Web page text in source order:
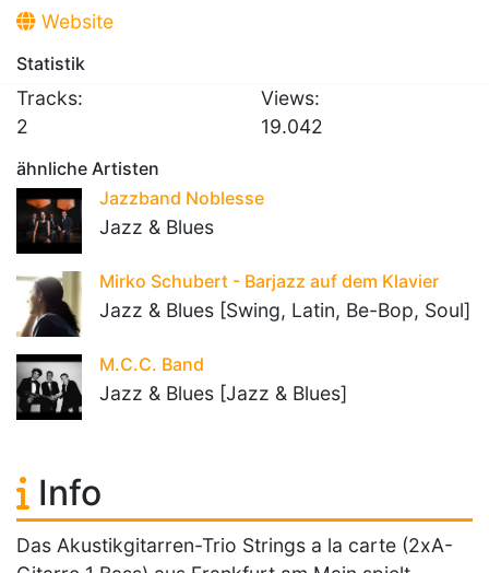
Website
Statistik
Tracks:
2
Views:
19.042
ähnliche Artisten
Jazzband Noblesse
Jazz & Blues
Mirko Schubert - Barjazz auf dem Klavier
Jazz & Blues [Swing, Latin, Be-Bop, Soul]
M.C.C. Band
Jazz & Blues [Jazz & Blues]
Info
Das Akustikgitarren-Trio Strings a la carte (2xA-